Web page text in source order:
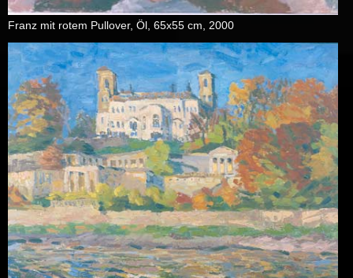
Franz mit ro­tem Pull­over, Öl, 65x55 cm, 2000